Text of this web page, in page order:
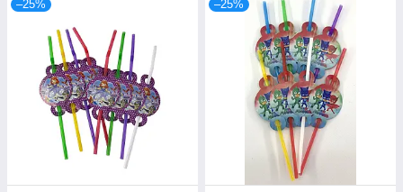
–25% –25%